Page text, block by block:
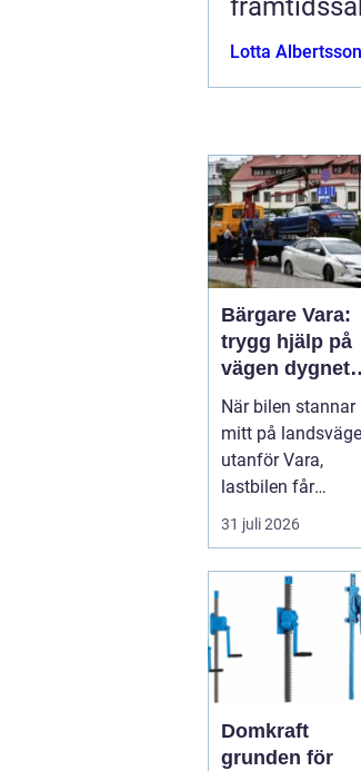
Lotta Albertsson
Bärgare Vara:
trygg hjälp på
vägen dygnet
runt
När bilen stannar
mitt på
utanför Vara,
lastbilen får
punkteri...
31 juli 2026
Domkraft
grunden för